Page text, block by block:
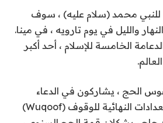
للنبي محمد (سلام عليه) ، سوف
والليل في يوم تارويه ، في مينا.
5-6 أيام ، الدعامة الخامسة للإسلام ، أحد أكبر
الحج ، يشاركون في الدعاء
ويقومون بإجراء الاستعدادات النهائية للوقوف (Wuqoof)